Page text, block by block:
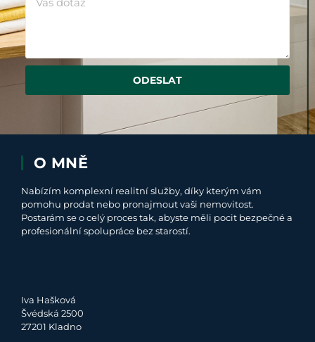
ODESLAT
O MNĚ
Nabízím komplexní realitní služby, díky kterým vám
pomohu prodat nebo pronajmout vaši nemovitost.
Postarám se o celý proces tak, abyste měli pocit bezpečné a
profesionální spolupráce bez starostí.
Iva Hašková
Švédská 2500
27201 Kladno